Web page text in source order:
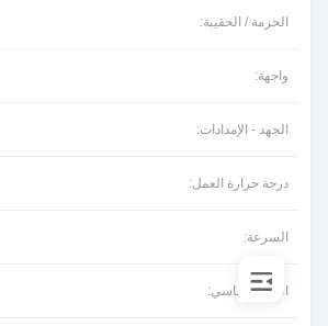
الحزمة / الحقيبة:
واجهة:
الجهد - الإمدادات:
درجة حرارة العمل:
السرعة:
النوع الأساسي: